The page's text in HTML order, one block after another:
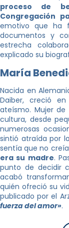
proceso de
Congregación
emotivo que ha
documentos y
estrecha
explicado su
María
Nacida en
Daiber, creció
ateísmo. Mujer
cultura, desde
numerosas
sintió atraída por
sentía que no
era su madre.
punto de decidir
acabó
quién ofreció su
publicado por el
fuerza del amor».